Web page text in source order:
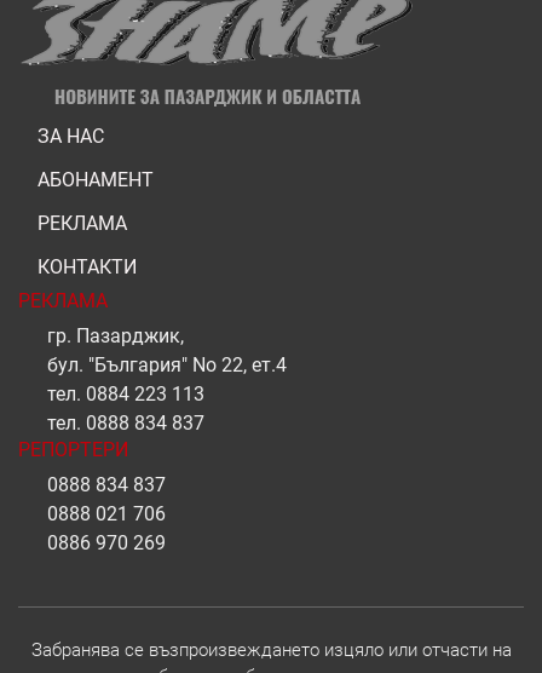
ЗА НАС
АБОНАМЕНТ
РЕКЛАМА
КОНТАКТИ
РЕКЛАМА
гр. Пазарджик,
бул. "България" No 22, ет.4
тел. 0884 223 113
тел. 0888 834 837
РЕПОРТЕРИ
0888 834 837
0888 021 706
0886 970 269
Забранява се възпроизвеждането изцяло или отчасти на